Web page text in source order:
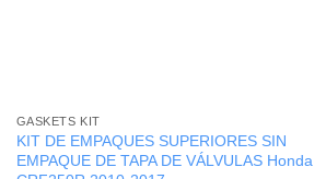
GASKETS KIT
KIT DE EMPAQUES SUPERIORES SIN
EMPAQUE DE TAPA DE VÁLVULAS Honda